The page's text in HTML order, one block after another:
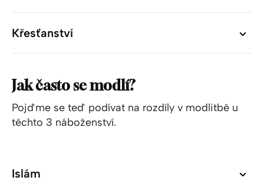
Křesťanství
Křesťanství
Jak často se modlí?
Pojďme se teď podívat na rozdíly v modlitbě u
těchto 3 náboženství.
Islám
Islám